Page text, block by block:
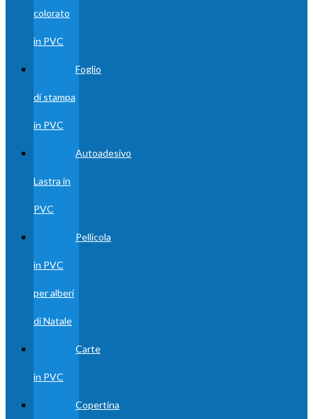
colorato
in PVC
Foglio
di stampa
in PVC
Autoadesivo
Lastra in
PVC
Pellicola
in PVC
per alberi
di Natale
Carte
in PVC
Copertina